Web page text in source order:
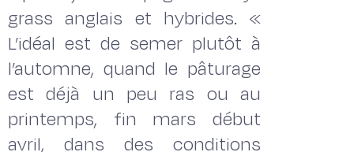
grass anglais et hybrides. «
L’idéal est de semer plutôt à
l’automne, quand le pâturage
est déjà un peu ras ou au
printemps, fin mars début
avril, dans des conditions